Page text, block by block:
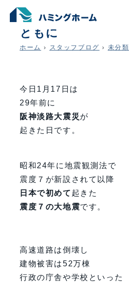
schedule
ともに
ホーム › スタッフブログ › 未分類
今日1月17日は
29年前に
阪神淡路大震災 が
起きた日です。
昭和24年に地震観測法で
震度７が新設されて以降
日本で初めて 起きた
震度７の大地震です。
高速道路は倒壊し
建物被害は52万棟
行政の庁舎や学校といった